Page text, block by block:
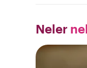
Neler